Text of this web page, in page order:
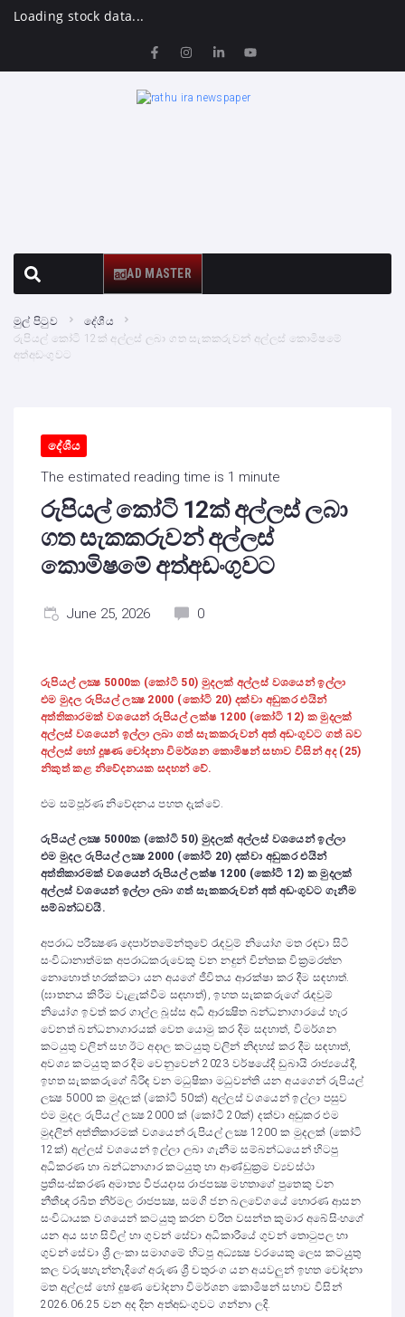
Loading stock data...
AD MASTER
මුල් පිටුව
දේශීය
රුපියල් කෝටි 12ක් අල්ලස් ලබා ගත සැකකරුවන් අල්ලස් කොමිෂමේ
අත්අඩංගුවට
දේශීය
The estimated reading time is 1 minute
රුපියල් කෝටි 12ක් අල්ලස් ලබා
ගත සැකකරුවන් අල්ලස්
කොමිෂමේ අත්අඩංගුවට
June 25, 2026 0
රුපියල් ලක්‍ෂ 5000ක (කෝටි 50) මුදලක් අල්ලස් වශයෙන් ඉල්ලා
එම මුදල රුපියල් ලක්‍ෂ 2000 (කෝටි 20) දක්වා අඩුකර එයින්
අත්තිකාරමක් වශයෙන් රුපියල් ලක්ෂ 1200 (කෝටි 12) ක මුදලක්
අල්ලස් වශයෙන් ඉල්ලා ලබා ගත් සැකකරුවන් අත් අඩංගුවට ගත් බව
අල්ලස් හෝ දූෂණ චෝදනා විමර්ශන කොමිෂන් සභාව විසින් අද (25)
නිකුත් කළ නිවේදනයක සදහන් වේ.
එම සම්පූර්ණ නිවේදනය පහත දැක්වේ.
රුපියල් ලක්‍ෂ 5000ක (කෝටි 50) මුදලක් අල්ලස් වශයෙන් ඉල්ලා
එම මුදල රුපියල් ලක්‍ෂ 2000 (කෝටි 20) දක්වා අඩුකර එයින්
අත්තිකාරමක් වශයෙන් රුපියල් ලක්ෂ 1200 (කෝටි 12) ක මුදලක්
අල්ලස් වශයෙන් ඉල්ලා ලබා ගත් සැකකරුවන් අත් අඩංගුවට ගැනීම
සම්බන්ධවයි.
අපරාධ පරීක්‍ෂණ දෙපාර්තමේන්තුවේ රැඳවුම් නියෝග මත රඳවා සිටි
සංවිධානාත්මක අපරාධකරුවෙකු වන නඳුන් චින්තක වික්‍රමරත්න
නොහොත් හරක්කටා යන අයගේ ජීවිතය ආරක්ෂා කර දීම සඳහාත්.
(ඝාතනය කිරීම වැළැක්වීම සඳහාත්), ඉහත සැකකරුගේ රැඳවුම්
නියෝග ඉවත් කර ගාල්ල බූස්ස අධි ආරක්‍ෂිත බන්ධනාගාරයේ හැර
වෙනත් බන්ධනාගාරයක් වෙත යොමු කර දිම සදහාත්, විමර්ශන
කටයුතු වලින් සහ ඊට අදාල කටයුතු වලින් නිදහස් කර දීම සඳහාත්,
අවශ්‍ය කටයුතු කර දීම වෙනුවෙන් 2023 වර්ෂයේදී ඩුබායි රාජ්‍යයේදී,
ඉහත සැකකරුගේ බිරිඳ වන මධුෂිකා මධුවන්ති යන අයගෙන් රුපියල්
ලක්‍ෂ 5000 ක මුදලක් (කෝටි 50ක්) අල්ලස් වශයෙන් ඉල්ලා පසුව
එම මුදල රුපියල් ලක්‍ෂ 2000 ක් (කෝටි 20ක්) දක්වා අඩුකර එම
මුදලින් අත්තිකාරමක් වශයෙන් රුපියල් ලක්‍ෂ 1200 ක මුදලක් (කෝටි
12ක්) අල්ලස් වශයෙන් ඉල්ලා ලබා ගැනීම සම්බන්ධයෙන් හිටපු
අධිකරණ හා බන්ධනාගාර කටයුතු හා ආණ්ඩුක්‍රම ව්‍යවස්ථා
ප්‍රතිසංස්කරණ අමාත්‍ය විජයදාස රාජපක්‍ෂ මහතාගේ පුතෙකු වන
නීතීඥ රඛිත නිර්මල රාජපක්‍ෂ, සමගි ජන බලවේගයේ හොරණ ආසන
සංවිධායක වශයෙන් කටයුතු කරන චරිත වසන්ත කුමාර අබේසිංහගේ
යන අය සහ සිවිල් හා ගුවන් සේවා අධිකාරීයේ ගුවන් තොටුපල හා
ගුවන් සේවා ශ්‍රී ලංකා සමාගමේ හිටපු අධ්‍යක්‍ෂ වරයෙකු ලෙස කටයුුතු
කල වරුෂහැන්නැදිගේ අරුණ ශ්‍රී චතුරංග යන අයවලුන් ඉහත චෝදනා
මත අල්ලස් හෝ දූෂණ චෝදනා විමර්ශන කොමිෂන් සභාව විසින්
2026.06.25 වන අද දින අත්අඩංගුවට ගන්නා ලදි.